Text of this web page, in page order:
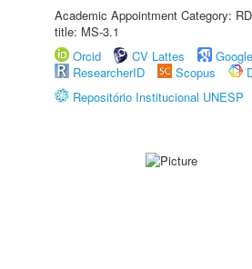
Academic Appointment Category:
title: MS-3.1
Orcid
CV Lattes
ResearcherID
Scopus
Repositório Institucional UNESP